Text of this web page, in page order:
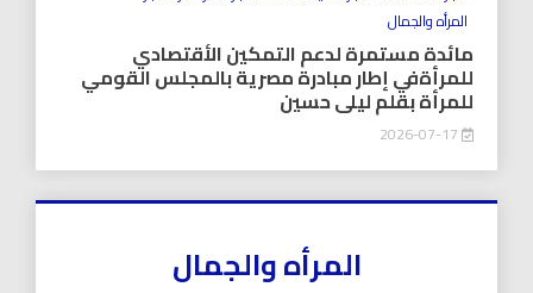
المرأه والجمال
مائدة مستمرة لدعم التمكين الأقتصادي
للمرأةفي إطار مبادرة مصرية بالمجلس القومي
للمرأة بقلم ليلى حسين
المرأه والجمال